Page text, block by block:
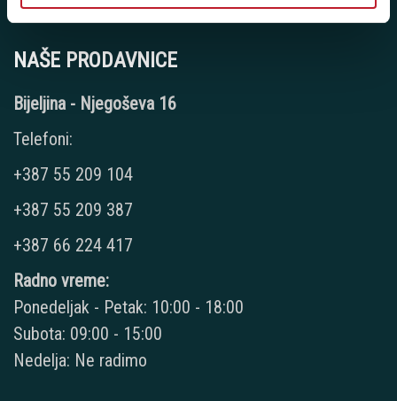
JIB: 4403444110009
NAŠE PRODAVNICE
Bijeljina - Njegoševa 16
Telefoni:
+387 55 209 104
+387 55 209 387
+387 66 224 417
Radno vreme:
Ponedeljak - Petak: 10:00 - 18:00
Subota: 09:00 - 15:00
Nedelja: Ne radimo